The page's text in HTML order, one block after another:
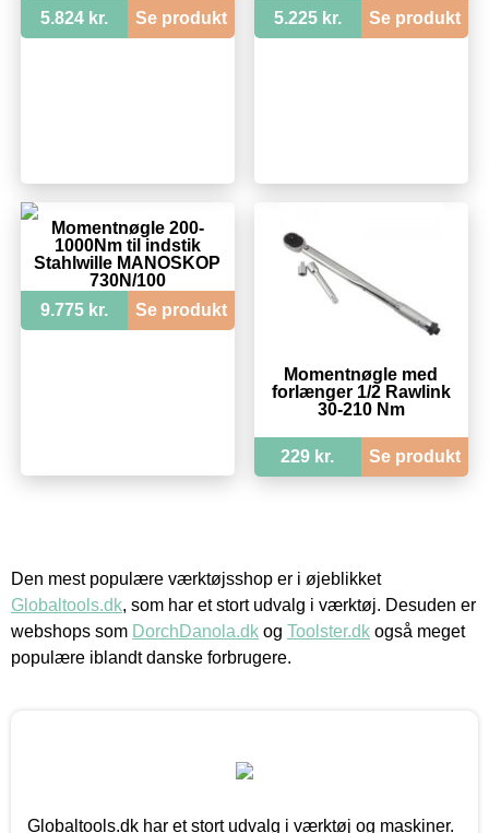
5.824 kr. Se produkt
5.225 kr.
Se produkt
Momentnøgle 200-
1000Nm til indstik
Stahlwille MANOSKOP
730N/100
9.775 kr.
Se produkt
Momentnøgle med
forlænger 1/2 Rawlink
30-210 Nm
229 kr. Se produkt
Den mest populære værktøjsshop er i øjeblikket
Globaltools.dk, som har et stort udvalg i værktøj. Desuden er
webshops som DorchDanola.dk og Toolster.dk også meget
populære iblandt danske forbrugere.
Globaltools.dk har et stort udvalg i værktøj og maskiner.